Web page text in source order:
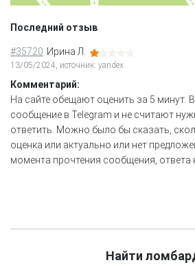
Последний отзыв
#35720 Ирина Л.
13/05/2024, источник: yandex
Комментарий:
На сайте обещают оценить за 5 минут.
сообщение в Telegram и не считают
ответить. Можно было бы сказать,
оценка или актуально или нет
момента прочтения сообщения, ответа
Найти